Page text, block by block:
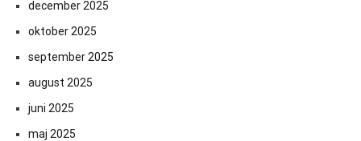
december 2025
oktober 2025
september 2025
august 2025
juni 2025
maj 2025